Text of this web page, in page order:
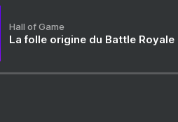
Hall of Game
La folle origine du Battle Royale